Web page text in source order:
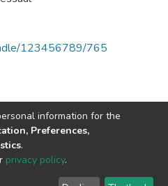
123456789/765
information for the
Preferences,
.
privacy policy.